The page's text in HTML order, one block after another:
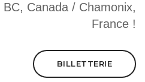
Canada / Chamonix,
France !
BILLETTERIE